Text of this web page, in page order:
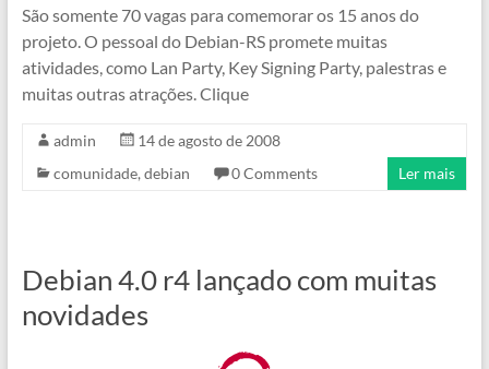
São somente 70 vagas para comemorar os 15 anos do
projeto. O pessoal do Debian-RS promete muitas
atividades, como Lan Party, Key Signing Party, palestras e
muitas outras atrações. Clique
admin
14 de agosto de 2008
comunidade, debian 0 Comments Ler mais
Debian 4.0 r4 lançado com muitas
novidades